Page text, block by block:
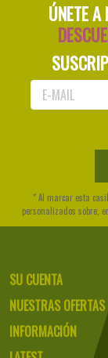
ÚNETE A
* Al marcar esta
personalizados sobre,
SU CUENTA
NUESTRAS OFERTAS
INFORMACIÓN